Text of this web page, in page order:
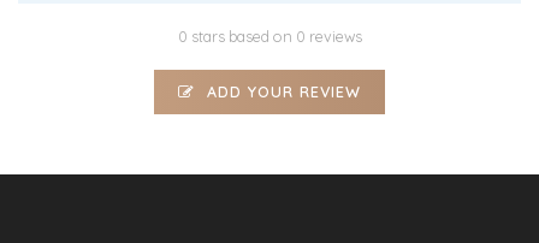
0 stars based on 0 reviews
ADD YOUR REVIEW